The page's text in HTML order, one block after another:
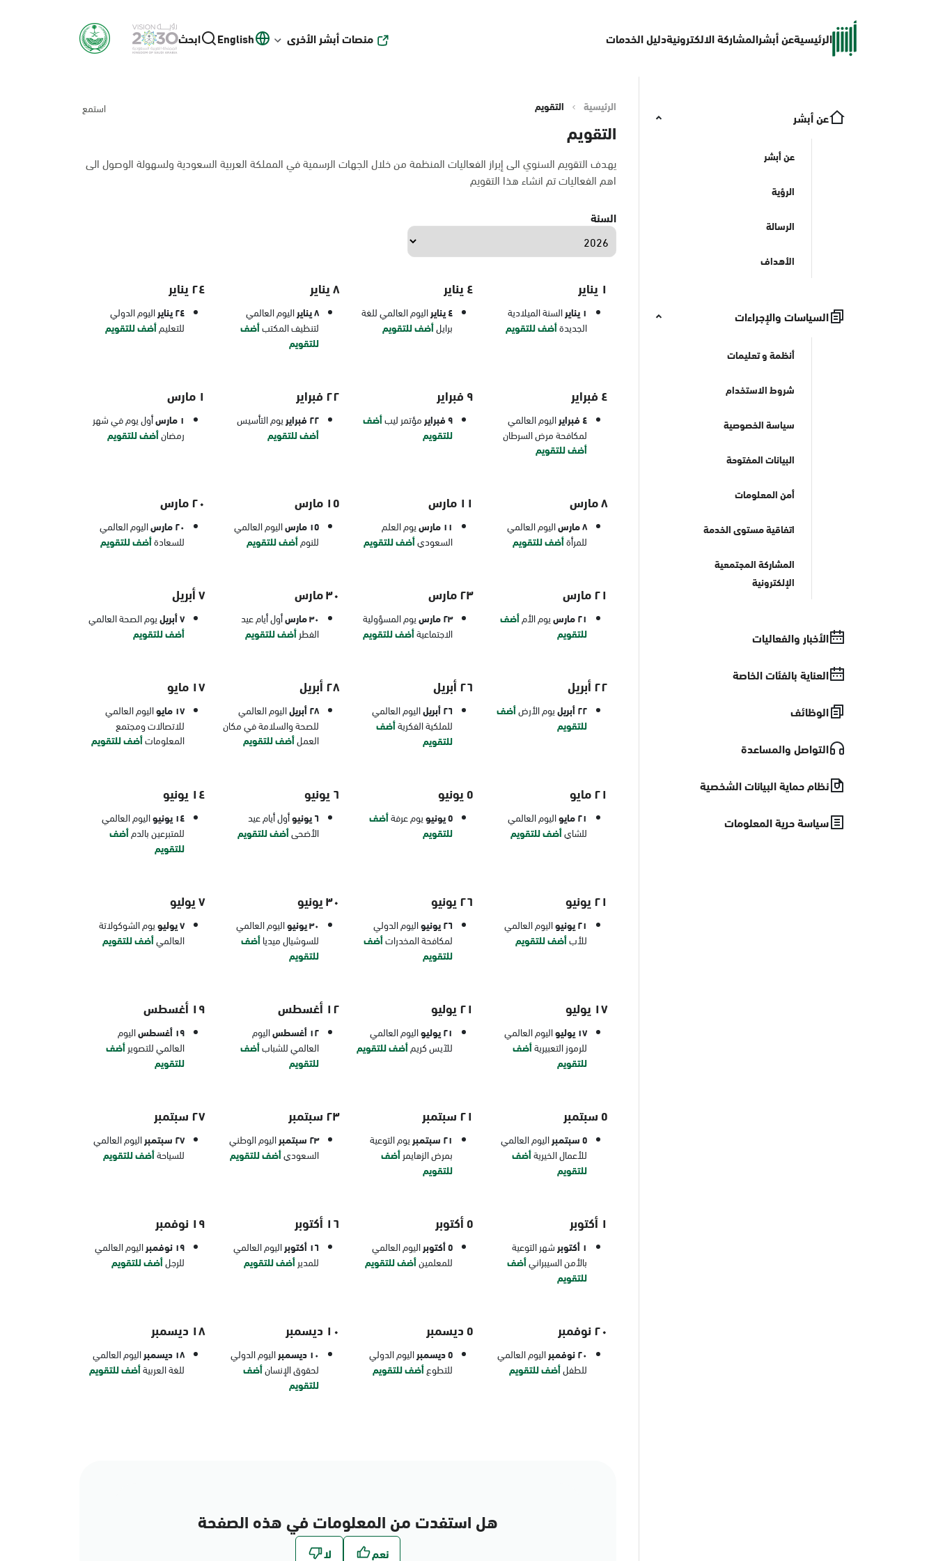
الرئيسيةعن أبشرالمشاركة الالكترونيةدليل الخدمات منصات أبشر الأخرى English ابحث
عن أبشر
عن أبشر
الرؤية
الرسالة
الأهداف
السياسات والإجراءات
أنظمة و تعليمات
شروط الاستخدام
سياسة الخصوصية
البيانات المفتوحة
أمن المعلومات
اتفاقية مستوى الخدمة
المشاركة المجتمعية
الإلكترونية
الأخبار والفعاليات
العناية بالفئات الخاصة
الوظائف
التواصل والمساعدة
نظام حماية البيانات الشخصية
سياسة حرية المعلومات
الرئيسية التقويم استمع
التقويم
يهدف التقويم السنوي الى إبراز الفعاليات المنظمة من خلال الجهات الرسمية في المملكة العربية السعودية ولسهولة الوصول الى
اهم الفعاليات تم انشاء هذا التقويم
السنة
١ يناير
١ يناير
السنة الميلادية
الجديدةأضف للتقويم
٤ يناير
٤ يناير
اليوم العالمي للغة
برايلأضف للتقويم
٨ يناير
٨ يناير
اليوم العالمي
لتنظيف المكتبأضف
للتقويم
٢٤ يناير
٢٤ يناير
اليوم الدولي
للتعليمأضف للتقويم
٤ فبراير
٤ فبراير
اليوم العالمي
لمكافحة مرض السرطان
أضف للتقويم
٩ فبراير
٩ فبراير مؤتمر ليبأضف
للتقويم
٢٢ فبراير
٢٢ فبراير يوم التأسيس
أضف للتقويم
١ مارس
١ مارس
أول يوم في شهر
رمضانأضف للتقويم
٨ مارس
٨ مارس
اليوم العالمي
للمرأةأضف للتقويم
١١ مارس
١١ مارس
يوم العلم
السعوديأضف للتقويم
١٥ مارس
١٥ مارس
اليوم العالمي
للنومأضف للتقويم
٢٠ مارس
٢٠ مارس
اليوم العالمي
للسعادةأضف للتقويم
٢١ مارس
٢١ مارس يوم الأمأضف
للتقويم
٢٣ مارس
٢٣ مارس
يوم المسؤولية
الاجتماعيةأضف للتقويم
٣٠ مارس
٣٠ مارس
أول أيام عيد
الفطرأضف للتقويم
٧ أبريل
٧ أبريل يوم الصحة العالمي
أضف للتقويم
٢٢ أبريل
٢٢ أبريل يوم الأرضأضف
للتقويم
٢٦ أبريل
٢٦ أبريل
اليوم العالمي
للملكية الفكريةأضف
للتقويم
٢٨ أبريل
٢٨ أبريل
اليوم العالمي
للصحة والسلامة في مكان
العملأضف للتقويم
١٧ مايو
١٧ مايو
اليوم العالمي
للاتصالات ومجتمع
المعلوماتأضف للتقويم
٢١ مايو
٢١ مايو
اليوم العالمي
للشايأضف للتقويم
٥ يونيو
٥ يونيو يوم عرفةأضف
للتقويم
٦ يونيو
٦ يونيو
أول أيام عيد
الأضحىأضف للتقويم
١٤ يونيو
١٤ يونيو
اليوم العالمي
للمتبرعين بالدمأضف
للتقويم
٢١ يونيو
٢١ يونيو
اليوم العالمي
للأبأضف للتقويم
٢٦ يونيو
٢٦ يونيو
اليوم الدولي
لمكافحة المخدراتأضف
للتقويم
٣٠ يونيو
٣٠ يونيو
اليوم العالمي
للسوشيال ميدياأضف
للتقويم
٧ يوليو
٧ يوليو
يوم الشوكولاتة
العالميأضف للتقويم
١٧ يوليو
١٧ يوليو
اليوم العالمي
للرموز التعبيريةأضف
للتقويم
٢١ يوليو
٢١ يوليو
اليوم العالمي
للآيس كريمأضف للتقويم
١٢ أغسطس
١٢ أغسطس
اليوم
العالمي للشبابأضف
للتقويم
١٩ أغسطس
١٩ أغسطس
اليوم
العالمي للتصويرأضف
للتقويم
٥ سبتمبر
٥ سبتمبر
اليوم العالمي
للأعمال الخيريةأضف
للتقويم
٢١ سبتمبر
٢١ سبتمبر
يوم التوعية
بمرض الزهايمرأضف
للتقويم
٢٣ سبتمبر
٢٣ سبتمبر
اليوم الوطني
السعوديأضف للتقويم
٢٧ سبتمبر
٢٧ سبتمبر
اليوم العالمي
للسياحةأضف للتقويم
١ أكتوبر
١ أكتوبر
شهر التوعية
بالأمن السيبرانيأضف
للتقويم
٥ أكتوبر
٥ أكتوبر
اليوم العالمي
للمعلمينأضف للتقويم
١٦ أكتوبر
١٦ أكتوبر
اليوم العالمي
للمديرأضف للتقويم
١٩ نوفمبر
١٩ نوفمبر
اليوم العالمي
للرجلأضف للتقويم
٢٠ نوفمبر
٢٠ نوفمبر
اليوم العالمي
للطفلأضف للتقويم
٥ ديسمبر
٥ ديسمبر
اليوم الدولي
للتطوعأضف للتقويم
١٠ ديسمبر
١٠ ديسمبر
اليوم الدولي
لحقوق الإنسانأضف
للتقويم
١٨ ديسمبر
١٨ ديسمبر
اليوم العالمي
للغة العربيةأضف للتقويم
هل استفدت من المعلومات في هذه الصفحة